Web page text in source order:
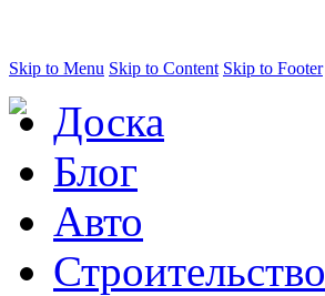
Skip to Menu Skip to Content Skip to Footer
Доска
Блог
Авто
Строительство